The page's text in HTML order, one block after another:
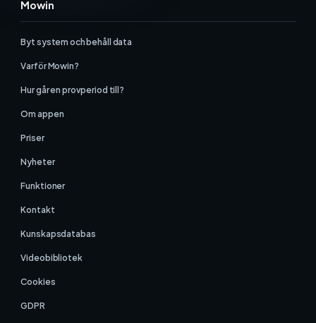
Mowin
Byt system och behåll data
Varför Mowin?
Hur går en provperiod till?
Om appen
Priser
Nyheter
Funktioner
Kontakt
Kunskapsdatabas
Videobibliotek
Cookies
GDPR